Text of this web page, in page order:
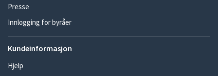
Presse
Innlogging for byråer
Kundeinformasjon
Hjelp